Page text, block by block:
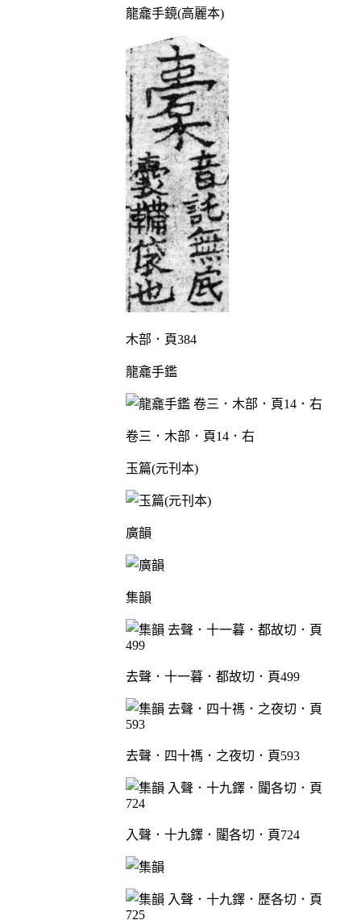
龍龕手鏡(高麗本)
木部．頁384
龍龕手鑑
卷三．木部．頁14．右
玉篇(元刊本)
廣韻
集韻
去聲．十一暮．都故切．頁499
去聲．四十禡．之夜切．頁593
入聲．十九鐸．闥各切．頁724